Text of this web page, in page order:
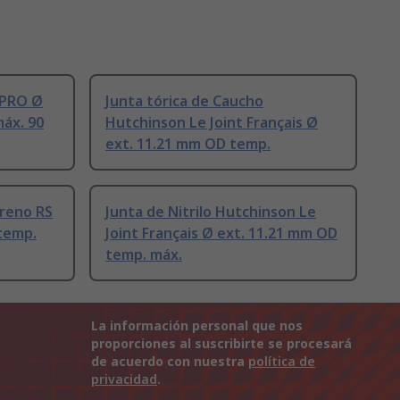
Ø
90
Junta tórica de Caucho
Hutchinson Le Joint Français Ø
ext. 11.21 mm OD temp.
RS
Junta de Nitrilo Hutchinson Le
Joint Français Ø ext. 11.21 mm OD
temp. máx.
La información personal que nos
proporciones al suscribirte se procesará
de acuerdo con nuestra política de
privacidad.